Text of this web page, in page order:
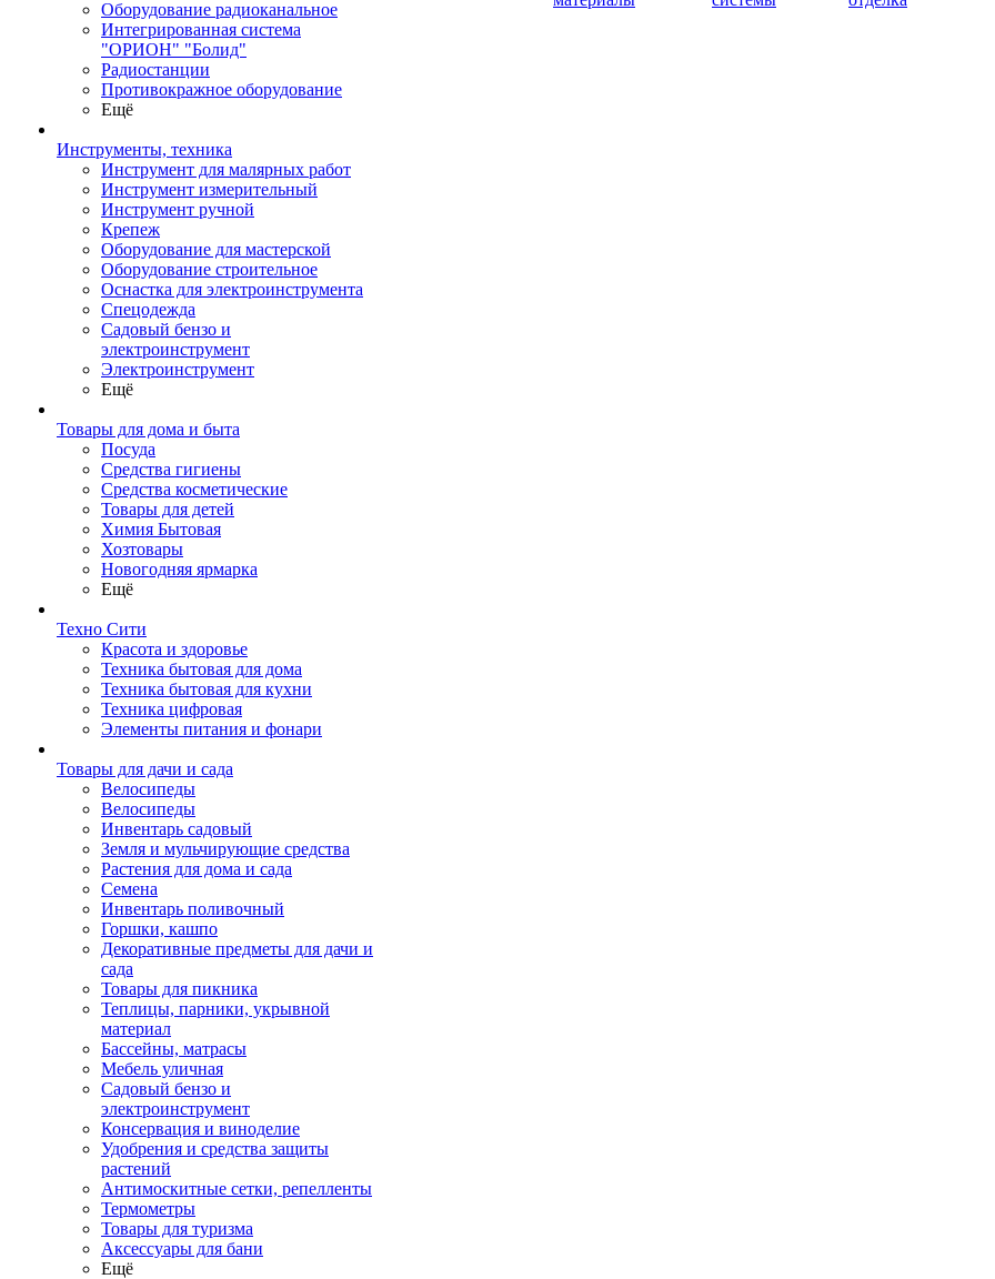
Оборудование радиоканальное
Интегрированная система
"ОРИОН" "Болид"
Радиостанции
Противокражное оборудование
Ещё
Инструменты, техника
Инструмент для малярных работ
Инструмент измерительный
Инструмент ручной
Крепеж
Оборудование для мастерской
Оборудование строительное
Оснастка для электроинструмента
Спецодежда
Садовый бензо и
электроинструмент
Электроинструмент
Ещё
Товары для дома и быта
Посуда
Средства гигиены
Средства косметические
Товары для детей
Химия Бытовая
Хозтовары
Новогодняя ярмарка
Ещё
Техно Сити
Красота и здоровье
Техника бытовая для дома
Техника бытовая для кухни
Техника цифровая
Элементы питания и фонари
Товары для дачи и сада
Велосипеды
Велосипеды
Инвентарь садовый
Земля и мульчирующие средства
Растения для дома и сада
Семена
Инвентарь поливочный
Горшки, кашпо
Декоративные предметы для дачи и
сада
Товары для пикника
Теплицы, парники, укрывной
материал
Бассейны, матрасы
Мебель уличная
Садовый бензо и
электроинструмент
Консервация и виноделие
Удобрения и средства защиты
растений
Антимоскитные сетки, репелленты
Термометры
Товары для туризма
Аксессуары для бани
Ещё